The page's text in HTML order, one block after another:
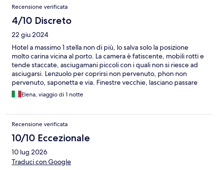
Recensione verificata
4/10 Discreto
22 giu 2024
Hotel a massimo 1 stella non di più, lo salva solo la posizione
molto carina vicina al porto. La camera è fatiscente, mobili rotti e
tende staccate, asciugamani piccoli con i quali non si riesce ad
asciugarsi. Lenzuolo per coprirsi non pervenuto, phon non
pervenuto, saponetta e via. Finestre vecchie, lasciano passare
qualsiasi rumore ed essendo sulla strada si sente la qualunque
cosa. Ho chiesto il lettino per il mio bimbo e me lo hanno dato in
caparra di 150 euro ma sinceramente non saprei proprio per
cosa visto che è tutto fatiscente. Non è un hotel a tre stelle ma
nemmeno a due. So due come valutazione ma solo per la
posizione.
Elena, viaggio di 1 notte
Recensione verificata
10/10 Eccezionale
10 lug 2026
Traduci con Google